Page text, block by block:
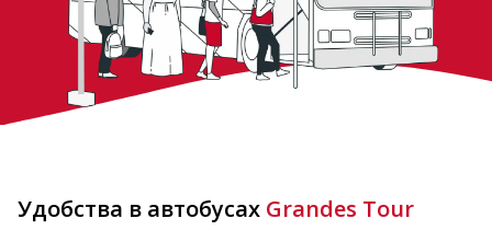
Удобства в автобусах Grandes Tour